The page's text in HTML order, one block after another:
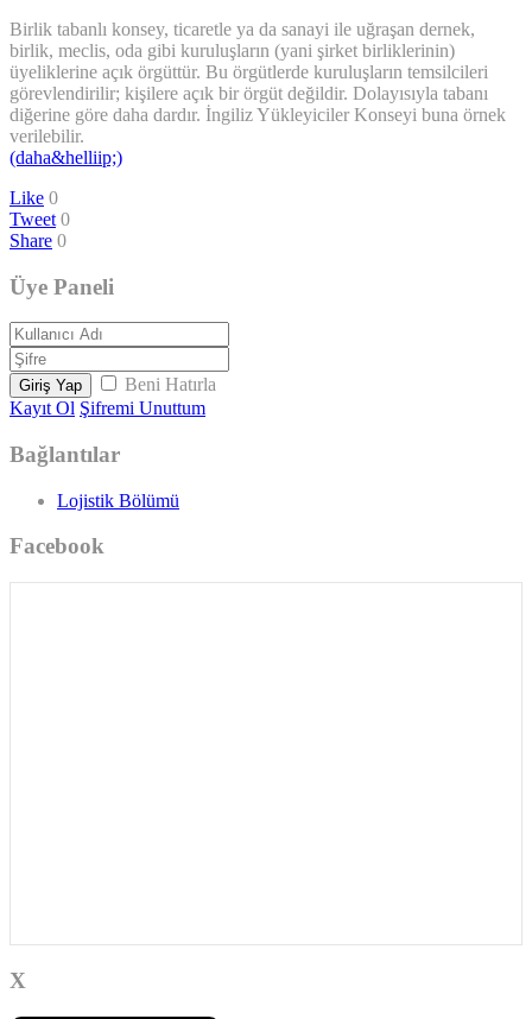
Birlik tabanlı konsey, ticaretle ya da sanayi ile uğraşan dernek,
birlik, meclis, oda gibi kuruluşların (yani şirket birliklerinin)
üyeliklerine açık örgüttür. Bu örgütlerde kuruluşların temsilcileri
görevlendirilir; kişilere açık bir örgüt değildir. Dolayısıyla tabanı
diğerine göre daha dardır. İngiliz Yükleyiciler Konseyi buna örnek
verilebilir.
(daha&helliip;)
Like 0
Tweet 0
Share 0
Üye Paneli
Giriş Yap
Beni Hatırla
Kayıt Ol Şifremi Unuttum
Bağlantılar
Lojistik Bölümü
Facebook
X